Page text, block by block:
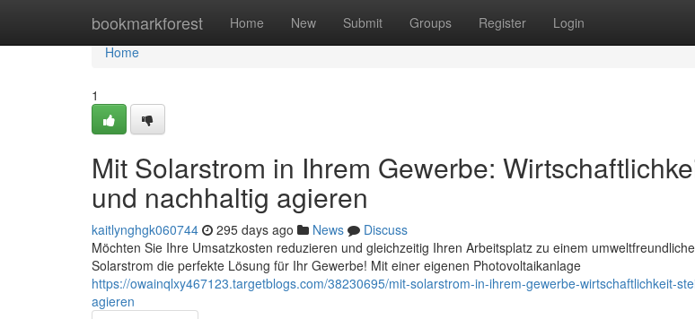
bookmarkforest Home New Submit Groups Register Login
Home
Home
1
Mit Solarstrom in Ihrem Gewerbe:
und nachhaltig agieren
kaitlynghgk060744 295 days ago News
Discuss
Möchten Sie Ihre Umsatzkosten reduzieren und gleichzeitig Ihren Arbeitsplatz zu einem
Solarstrom die perfekte Lösung für Ihr Gewerbe! Mit einer eigenen Photovoltaikanlage
https://owainqlxy467123.targetblogs.com/38230695/mit-solarstrom-in-ihrem-gewerbe-wirtschaftlichkeit-
agieren